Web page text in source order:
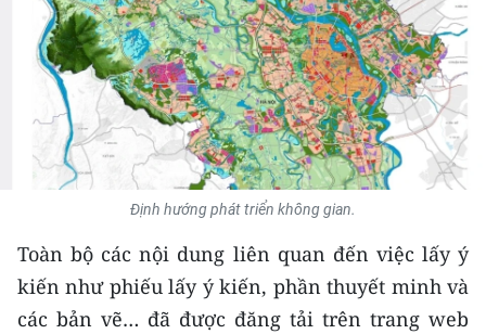
MÔI TRƯỜNG
BẠN ĐỌC
KIỂM CHỨNG THÔNG TIN
TRI THỨC CHUYÊN SÂU
54 DÂN TỘC VIỆT NAM
CHƯƠNG TRÌNH OCOP - MỖI XÃ
MỘT SẢN PHẨM
Định hướng phát triển không gian.
Toàn bộ các nội dung liên quan đến việc lấy ý
kiến như phiếu lấy ý kiến, phần thuyết minh và
các bản vẽ… đã được đăng tải trên trang web